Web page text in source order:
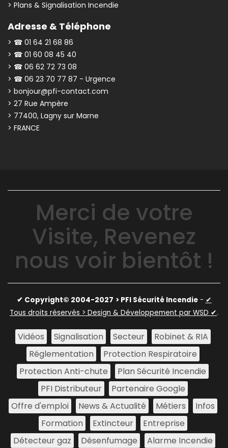
> Plans & Signalisation Incendie
Adresse & Téléphone
> ☎ 01 64 21 68 86
> ☎ 01 60 08 45 40
> ☎ 06 62 72 73 08
> ☎ 06 23 70 77 87 - Urgence
> bonjour@pfi-contact.com
> 27 Rue Ampère
> 77400, Lagny sur Marne
> FRANCE
Merci de votre
Visite, Revenez
nous voir bientôt !
✔ Copyright© 2004-2027 > PFI Sécurité Incendie- ✔
Tous droits réservés > Design & Développement par WSD ✔.
Vidéos Signalisation Secteur
Robinet & RIA
Réglementation
Protection Respiratoire
Protection Anti-chute
Plan Sécurité Incendie
PFI Distributeur
Partenaire Google
Offre d'emploi
News & Actualité Métiers
Infos
Formation
Extincteur
Entreprise
Détecteur gaz
Désenfumage Alarme Incendie